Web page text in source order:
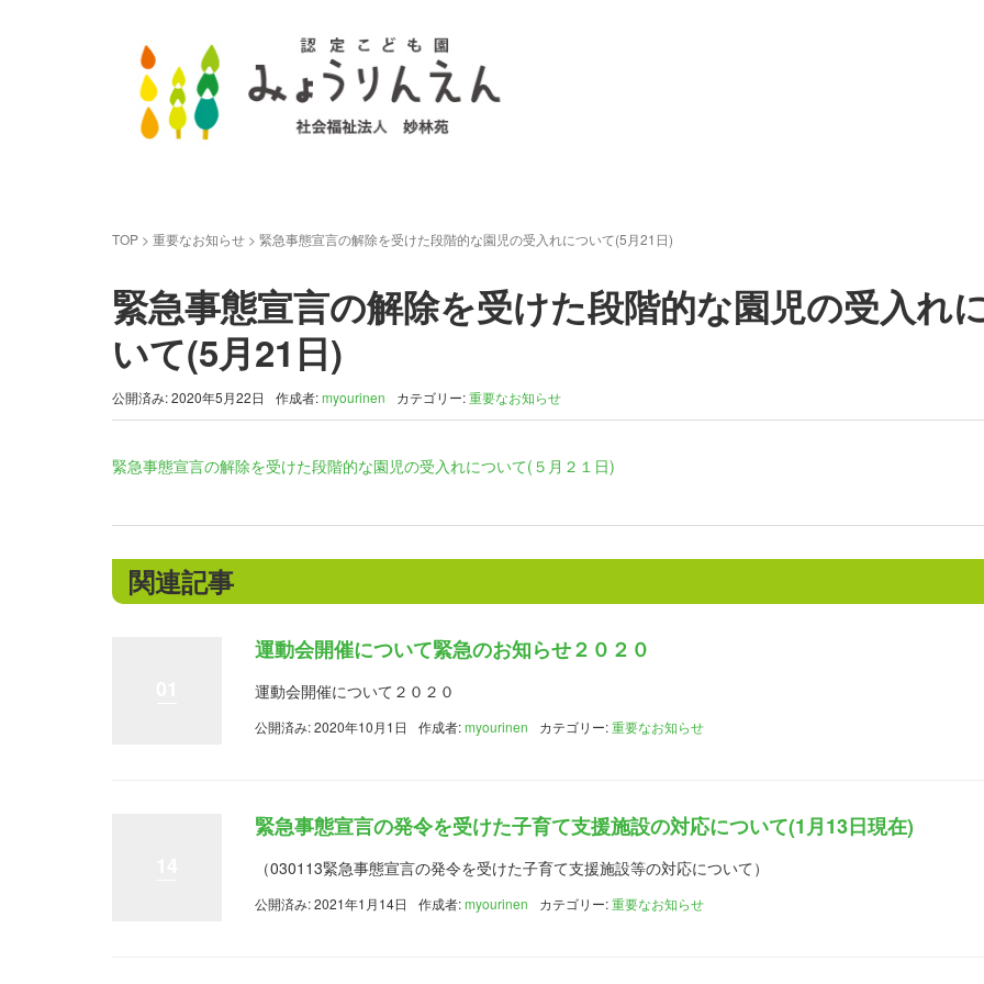
TOP > 重要なお知らせ > 緊急事態宣言の解除を受けた段階的な園児の受入れについて(5月21日)
緊急事態宣言の解除を受けた段階的な園児の受入れ
いて(5月21日)
公開済み: 2020年5月22日 作成者:myourinen カテゴリー:重要なお知らせ
緊急事態宣言の解除を受けた段階的な園児の受入れについて(５月２１日)
関連記事
運動会開催について緊急のお知らせ２０２０
運動会開催について２０２０
公開済み: 2020年10月1日 作成者:myourinen カテゴリー:重要なお知らせ
緊急事態宣言の発令を受けた子育て支援施設の対応について(1月13日現在)
（030113緊急事態宣言の発令を受けた子育て支援施設等の対応について）
公開済み: 2021年1月14日 作成者:myourinen カテゴリー:重要なお知らせ